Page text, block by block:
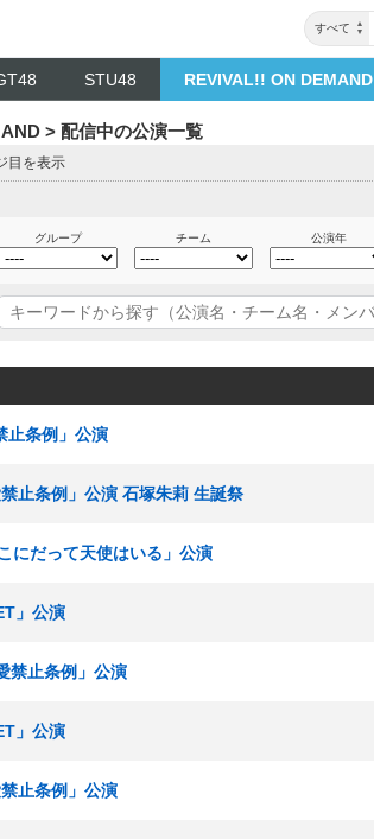
すべて
STU48 REVIVAL!! ON DEMAND
> 配信中の公演一覧
目を表示
グループ チーム 公演年
止条例」公演
止条例」公演 石塚朱莉 生誕祭
にだって天使はいる」公演
」公演
禁止条例」公演
」公演
止条例」公演